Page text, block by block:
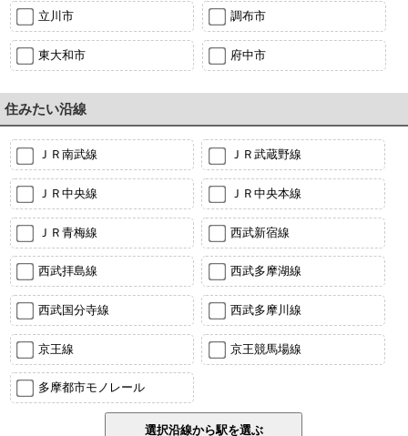
立川市 調布市
東大和市 府中市
住みたい沿線
ＪＲ南武線 ＪＲ武蔵野線
ＪＲ中央線 ＪＲ中央本線
ＪＲ青梅線 西武新宿線
西武拝島線 西武多摩湖線
西武国分寺線 西武多摩川線
京王線 京王競馬場線
多摩都市モノレール